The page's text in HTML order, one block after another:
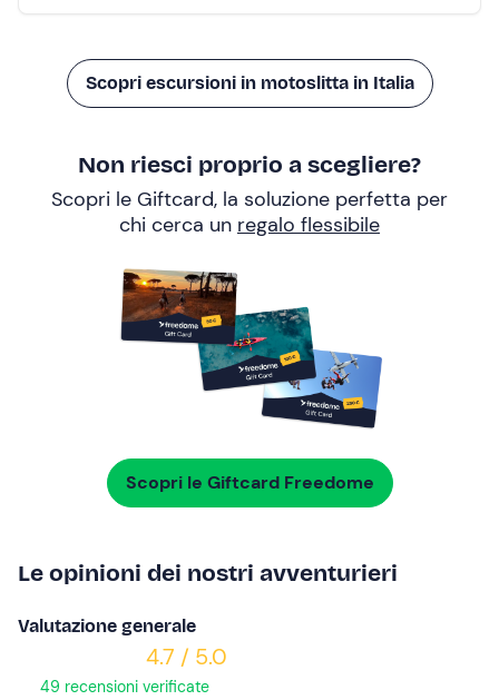
Scopri escursioni in motoslitta in Italia
Non riesci proprio a scegliere?
Scopri le Giftcard, la soluzione perfetta per
chi cerca un regalo flessibile
Scopri le Giftcard Freedome
Le opinioni dei nostri avventurieri
Valutazione generale
4.7 / 5.0
49 recensioni verificate